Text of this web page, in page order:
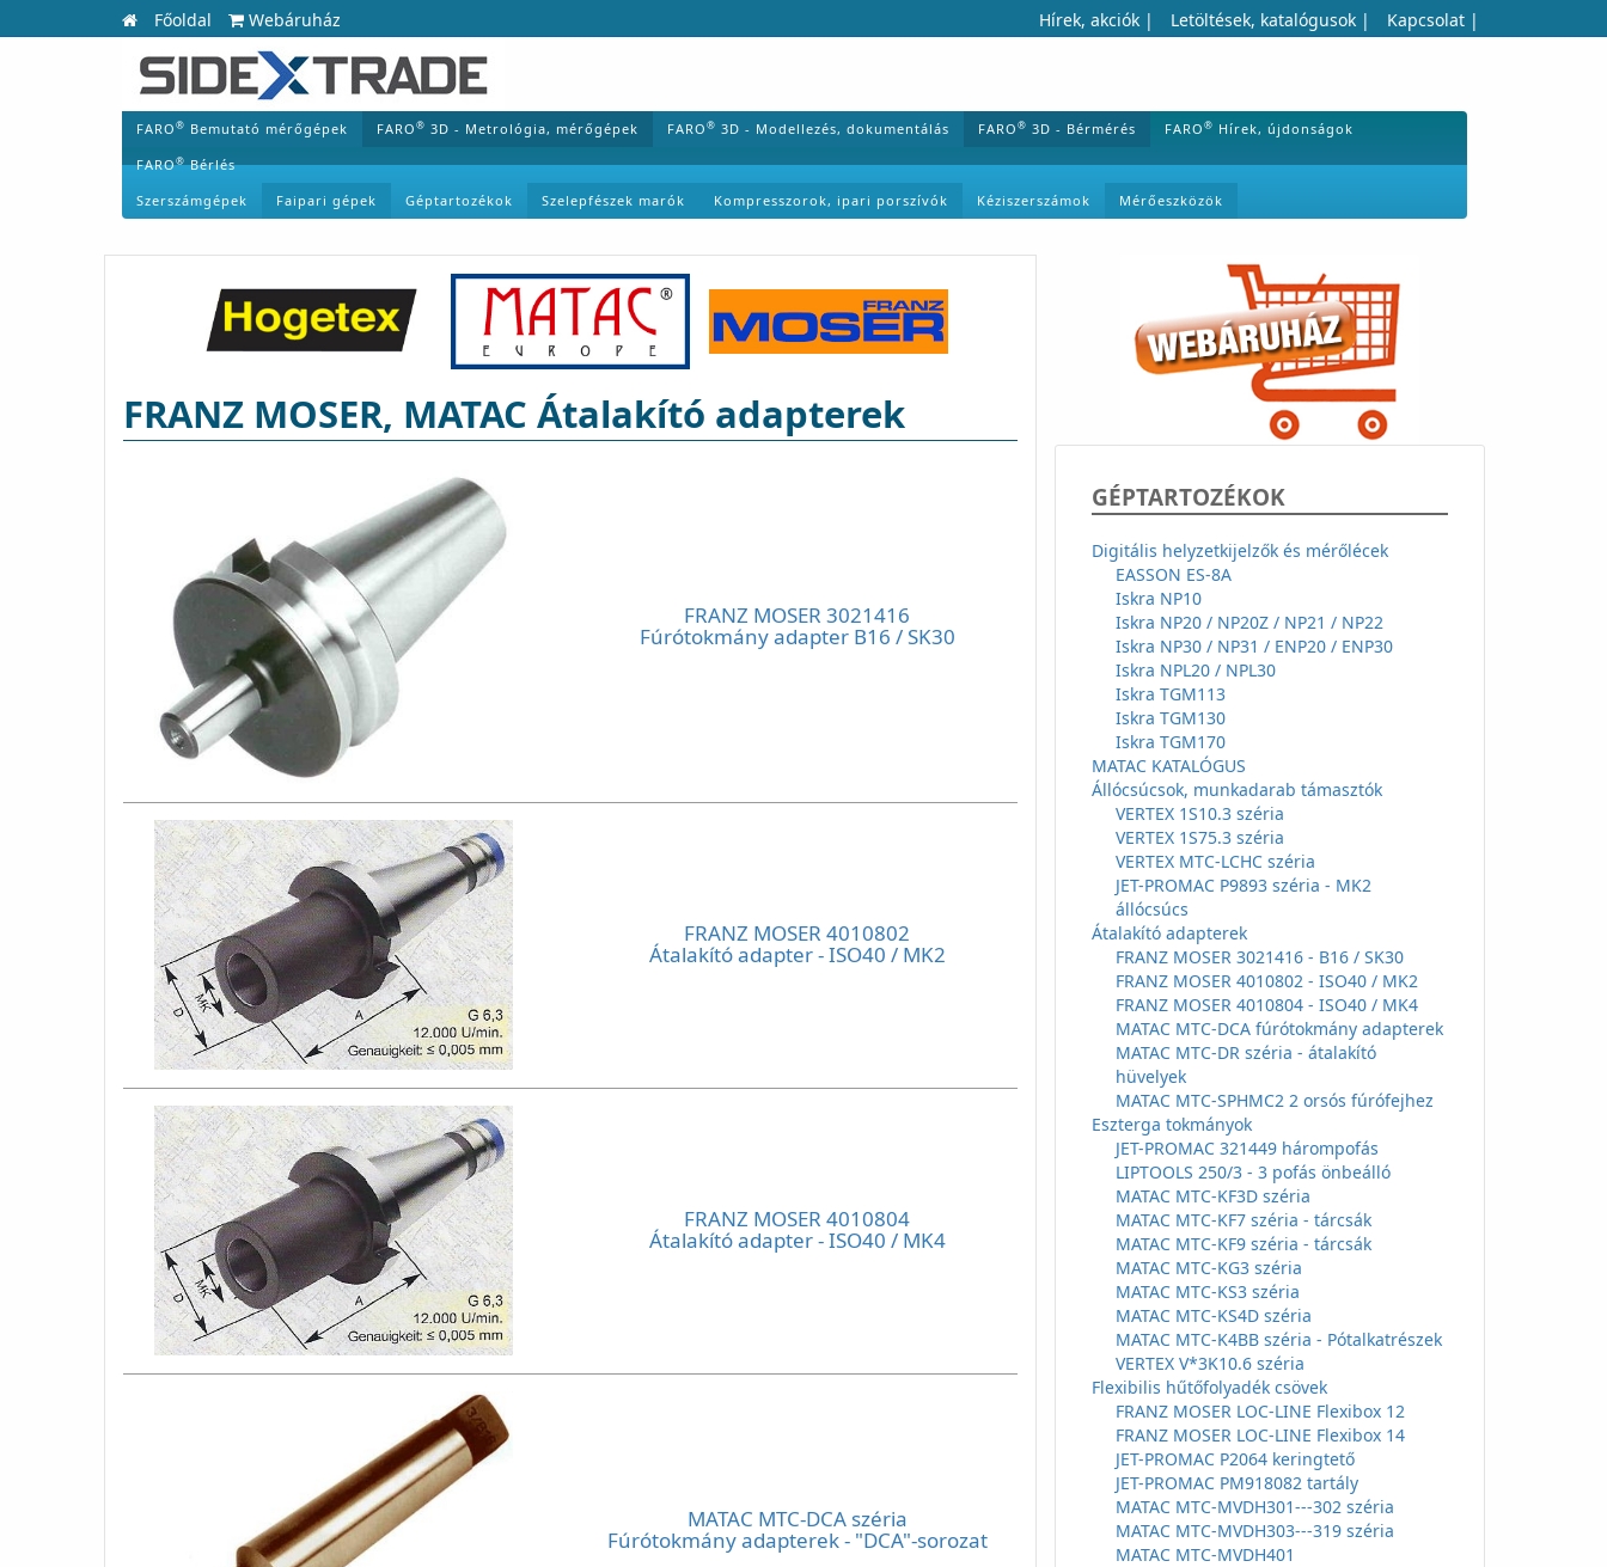
Főoldal Webáruház Hírek, akciók | Letöltések, katalógusok | Kapcsolat |
FARO® Bemutató mérőgépek FARO® 3D - Metrológia, mérőgépek FARO® 3D - Modellezés, dokumentálás FARO® 3D - Bérmérés FARO® Hírek, újdonságok
FARO®Bérlés
Szerszámgépek
Faipari gépek Géptartozékok Szelepfészek marók Kompresszorok, ipari porszívók Kéziszerszámok Mérőeszközök
FRANZ MOSER, MATAC Átalakító adapterek
FRANZ MOSER 3021416
Fúrótokmány adapter B16 / SK30
FRANZ MOSER 4010802
Átalakító adapter - ISO40 / MK2
FRANZ MOSER 4010804
Átalakító adapter - ISO40 / MK4
MATAC MTC-DCA széria
Fúrótokmány adapterek - "DCA"-sorozat
GÉPTARTOZÉKOK
Digitális helyzetkijelzők és mérőlécek
EASSON ES-8A
Iskra NP10
Iskra NP20 / NP20Z / NP21 / NP22
Iskra NP30 / NP31 / ENP20 / ENP30
Iskra NPL20 / NPL30
Iskra TGM113
Iskra TGM130
Iskra TGM170
MATAC KATALÓGUS
Állócsúcsok, munkadarab támasztók
VERTEX 1S10.3 széria
VERTEX 1S75.3 széria
VERTEX MTC-LCHC széria
JET-PROMAC P9893 széria - MK2
állócsúcs
Átalakító adapterek
FRANZ MOSER 3021416 - B16 / SK30
FRANZ MOSER 4010802 - ISO40 / MK2
FRANZ MOSER 4010804 - ISO40 / MK4
MATAC MTC-DCA fúrótokmány adapterek
MATAC MTC-DR széria - átalakító
hüvelyek
MATAC MTC-SPHMC2 2 orsós fúrófejhez
Eszterga tokmányok
JET-PROMAC 321449 hárompofás
LIPTOOLS 250/3 - 3 pofás önbeálló
MATAC MTC-KF3D széria
MATAC MTC-KF7 széria - tárcsák
MATAC MTC-KF9 széria - tárcsák
MATAC MTC-KG3 széria
MATAC MTC-KS3 széria
MATAC MTC-KS4D széria
MATAC MTC-K4BB széria - Pótalkatrészek
VERTEX V*3K10.6 széria
Flexibilis hűtőfolyadék csövek
FRANZ MOSER LOC-LINE Flexibox 12
FRANZ MOSER LOC-LINE Flexibox 14
JET-PROMAC P2064 keringtető
JET-PROMAC PM918082 tartály
MATAC MTC-MVDH301---302 széria
MATAC MTC-MVDH303---319 széria
MATAC MTC-MVDH401